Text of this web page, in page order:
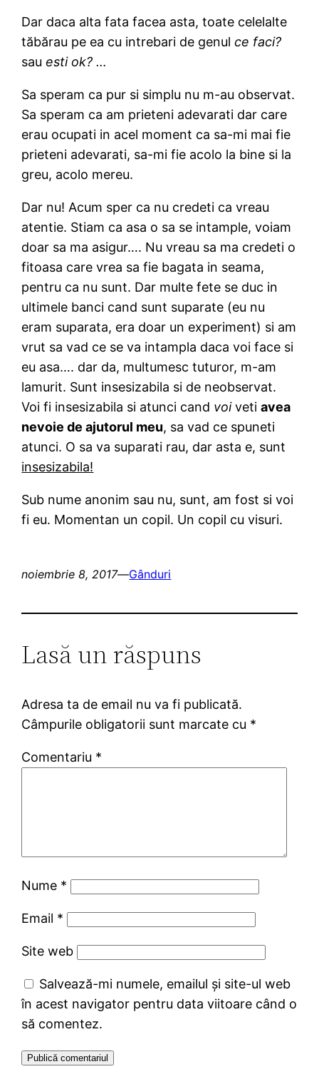
Dar daca alta fata facea asta, toate celelalte
tăbărau pe ea cu intrebari de genulce faci?
sauesti ok? …
Sa speram ca pur si simplu nu m-au observat.
Sa speram ca am prieteni adevarati dar care
erau ocupati in acel moment ca sa-mi mai fie
prieteni adevarati, sa-mi fie acolo la bine si la
greu, acolo mereu.
Dar nu! Acum sper ca nu credeti ca vreau
atentie. Stiam ca asa o sa se intample, voiam
doar sa ma asigur…. Nu vreau sa ma credeti o
fitoasa care vrea sa fie bagata in seama,
pentru ca nu sunt. Dar multe fete se duc in
ultimele banci cand sunt suparate (eu nu
eram suparata, era doar un experiment) si am
vrut sa vad ce se va intampla daca voi face si
eu asa…. dar da, multumesc tuturor, m-am
lamurit. Sunt insesizabila si de neobservat.
Voi fi insesizabila si atunci cand voivetiavea
nevoie de ajutorul meu, sa vad ce spuneti
atunci. O sa va suparati rau, dar asta e, sunt
insesizabila!
Sub nume anonim sau nu, sunt, am fost si voi
fi eu. Momentan un copil. Un copil cu visuri.
noiembrie 8, 2017—Gânduri
Lasă un răspuns
Adresa ta de email nu va fi publicată.
Câmpurile obligatorii sunt marcate cu *
Comentariu *
Nume *
Email *
Site web
Salvează-mi numele, emailul și site-ul web
în acest navigator pentru data viitoare când o
să comentez.